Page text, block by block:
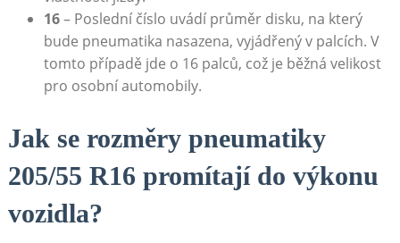
16– Poslední číslo ⁢uvádí⁣ průměr disku,⁣ na​ který
bude pneumatika ‌nasazena, vyjádřený v palcích. V
tomto případě jde o ⁤16 palců, což je běžná​ velikost
pro osobní automobily.
Jak ‍se rozměry pneumatiky
205/55 R16 promítají do výkonu
⁣vozidla?